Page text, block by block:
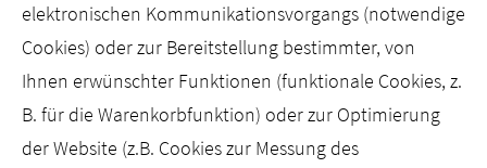
elektronischen Kommunikationsvorgangs (notwendige
Cookies) oder zur Bereitstellung bestimmter, von
Ihnen erwünschter Funktionen (funktionale Cookies, z.
B. für die Warenkorbfunktion) oder zur Optimierung
der Website (z.B. Cookies zur Messung des